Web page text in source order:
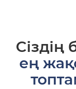
Сіздің
ең